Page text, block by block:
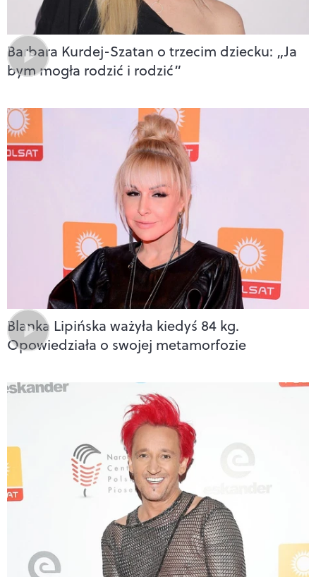
Barbara Kurdej-Szatan o trzecim dziecku: „Ja
bym mogła rodzić i rodzić”
Blanka Lipińska ważyła kiedyś 84 kg.
Opowiedziała o swojej metamorfozie